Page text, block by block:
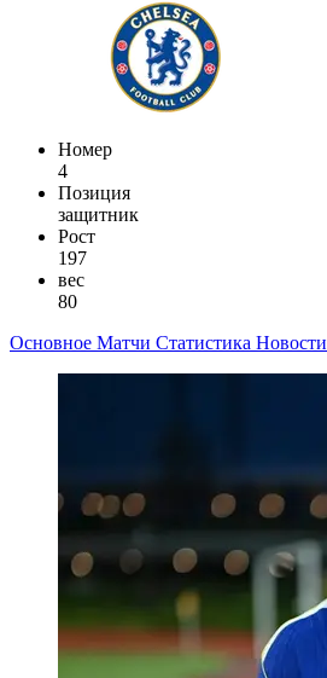
Номер
4
Позиция
защитник
Рост
197
вес
80
Основное Матчи Статистика Новости